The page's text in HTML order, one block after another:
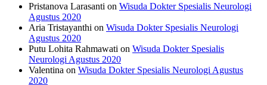
Pristanova Larasanti on Wisuda Dokter Spesialis Neurologi
Agustus 2020
Aria Tristayanthi on Wisuda Dokter Spesialis Neurologi
Agustus 2020
Putu Lohita Rahmawati on Wisuda Dokter Spesialis
Neurologi Agustus 2020
Valentina on Wisuda Dokter Spesialis Neurologi Agustus
2020